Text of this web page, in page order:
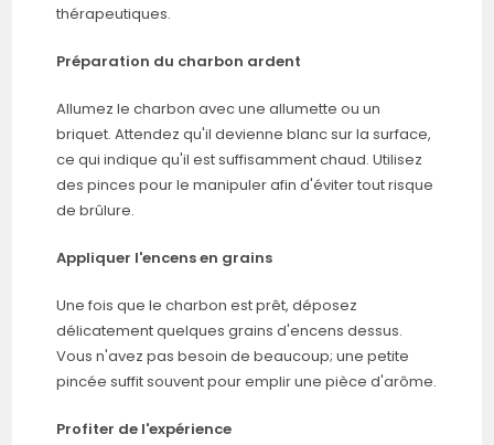
thérapeutiques.
Préparation du charbon ardent
Allumez le charbon avec une allumette ou un
briquet. Attendez qu'il devienne blanc sur la surface,
ce qui indique qu'il est suffisamment chaud. Utilisez
des pinces pour le manipuler afin d'éviter tout risque
de brûlure.
Appliquer l'encens en grains
Une fois que le charbon est prêt, déposez
délicatement quelques grains d'encens dessus.
Vous n'avez pas besoin de beaucoup; une petite
pincée suffit souvent pour emplir une pièce d'arôme.
Profiter de l'expérience